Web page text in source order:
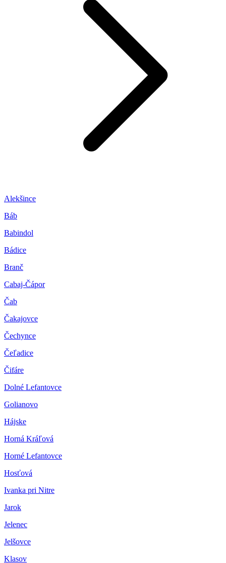
Alekšince
Báb
Babindol
Bádice
Branč
Cabaj-Čápor
Čab
Čakajovce
Čechynce
Čeľadice
Čifáre
Dolné Lefantovce
Golianovo
Hájske
Horná Kráľová
Horné Lefantovce
Hosťová
Ivanka pri Nitre
Jarok
Jelenec
Jelšovce
Klasov